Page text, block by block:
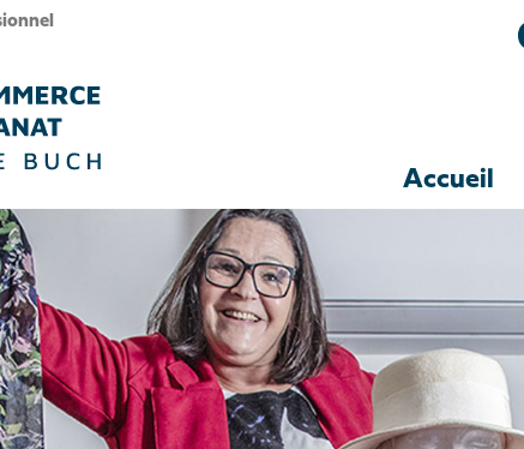
Accueil